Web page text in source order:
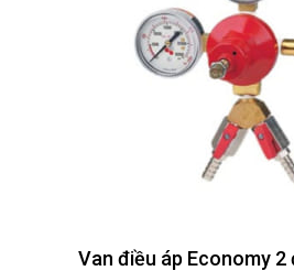
Van điều áp Economy 2